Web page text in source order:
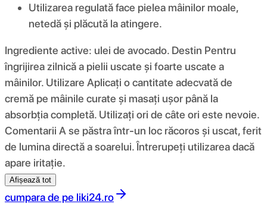
Utilizarea regulată face pielea mâinilor moale,
netedă și plăcută la atingere.
Ingrediente active: ulei de avocado. Destin Pentru
îngrijirea zilnică a pielii uscate și foarte uscate a
mâinilor. Utilizare Aplicați o cantitate adecvată de
cremă pe mâinile curate și masați ușor până la
absorbția completă. Utilizați ori de câte ori este nevoie.
Comentarii A se păstra într-un loc răcoros și uscat, ferit
de lumina directă a soarelui. Întrerupeți utilizarea dacă
apare iritație.
Afișează tot
cumpara de pe liki24.ro